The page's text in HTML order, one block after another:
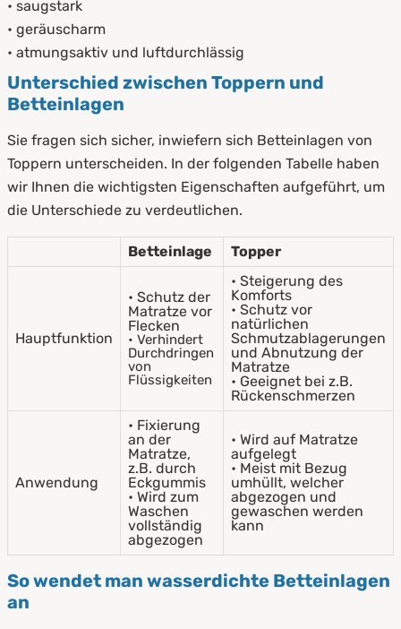
• saugstark
• geräuscharm
• atmungsaktiv und luftdurchlässig
Unterschied zwischen Toppern und
Betteinlagen
Sie fragen sich sicher, inwiefern sich Betteinlagen von
Toppern unterscheiden. In der folgenden Tabelle haben
wir Ihnen die wichtigsten Eigenschaften aufgeführt, um
die Unterschiede zu verdeutlichen.
Betteinlage Topper
Hauptfunktion
• Schutz der
Matratze vor
Flecken
• Verhindert
Durchdringen
von
Flüssigkeiten
• Steigerung des
Komforts
• Schutz vor
natürlichen
Schmutzablagerungen
und Abnutzung der
Matratze
• Geeignet bei z.B.
Rückenschmerzen
Anwendung
• Fixierung
an der
Matratze,
z.B. durch
Eckgummis
• Wird zum
Waschen
vollständig
abgezogen
• Wird auf Matratze
aufgelegt
• Meist mit Bezug
umhüllt, welcher
abgezogen und
gewaschen werden
kann
So wendet man wasserdichte Betteinlagen
an